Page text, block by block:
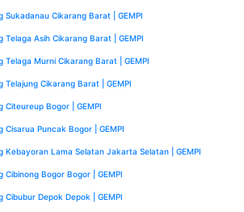
Sukadanau Cikarang Barat | GEMPI
Telaga Asih Cikarang Barat | GEMPI
Telaga Murni Cikarang Barat | GEMPI
Telajung Cikarang Barat | GEMPI
Citeureup Bogor | GEMPI
Cisarua Puncak Bogor | GEMPI
Kebayoran Lama Selatan Jakarta Selatan | GEMPI
Cibinong Bogor Bogor | GEMPI
Cibubur Depok Depok | GEMPI